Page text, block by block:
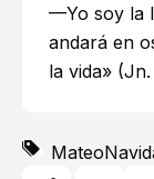
—Yo soy la
andará en
la vida» (Jn.
Mateo